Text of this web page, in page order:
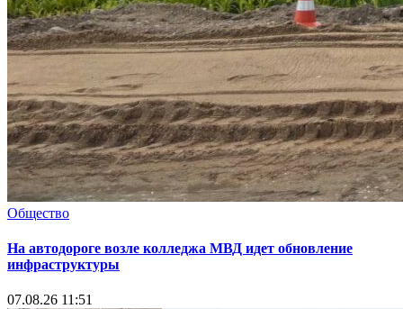
Общество
На автодороге возле колледжа МВД идет обновление
инфраструктуры
07.08.26 11:51